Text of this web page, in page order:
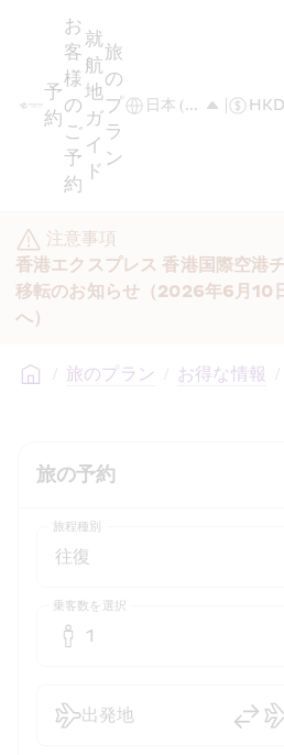
予
約
お
客
様
の
ご
予
約
就
航
地
ガ
イ
ド
旅
の
プ
ラ
ン
注意事項
香港エクスプレス 香港国際空港
移転のお知らせ（2026年6月10
へ）
/ 旅のプラン / お得な情報 /
旅の予約
旅程種別
乗客数を選択
1
出発地